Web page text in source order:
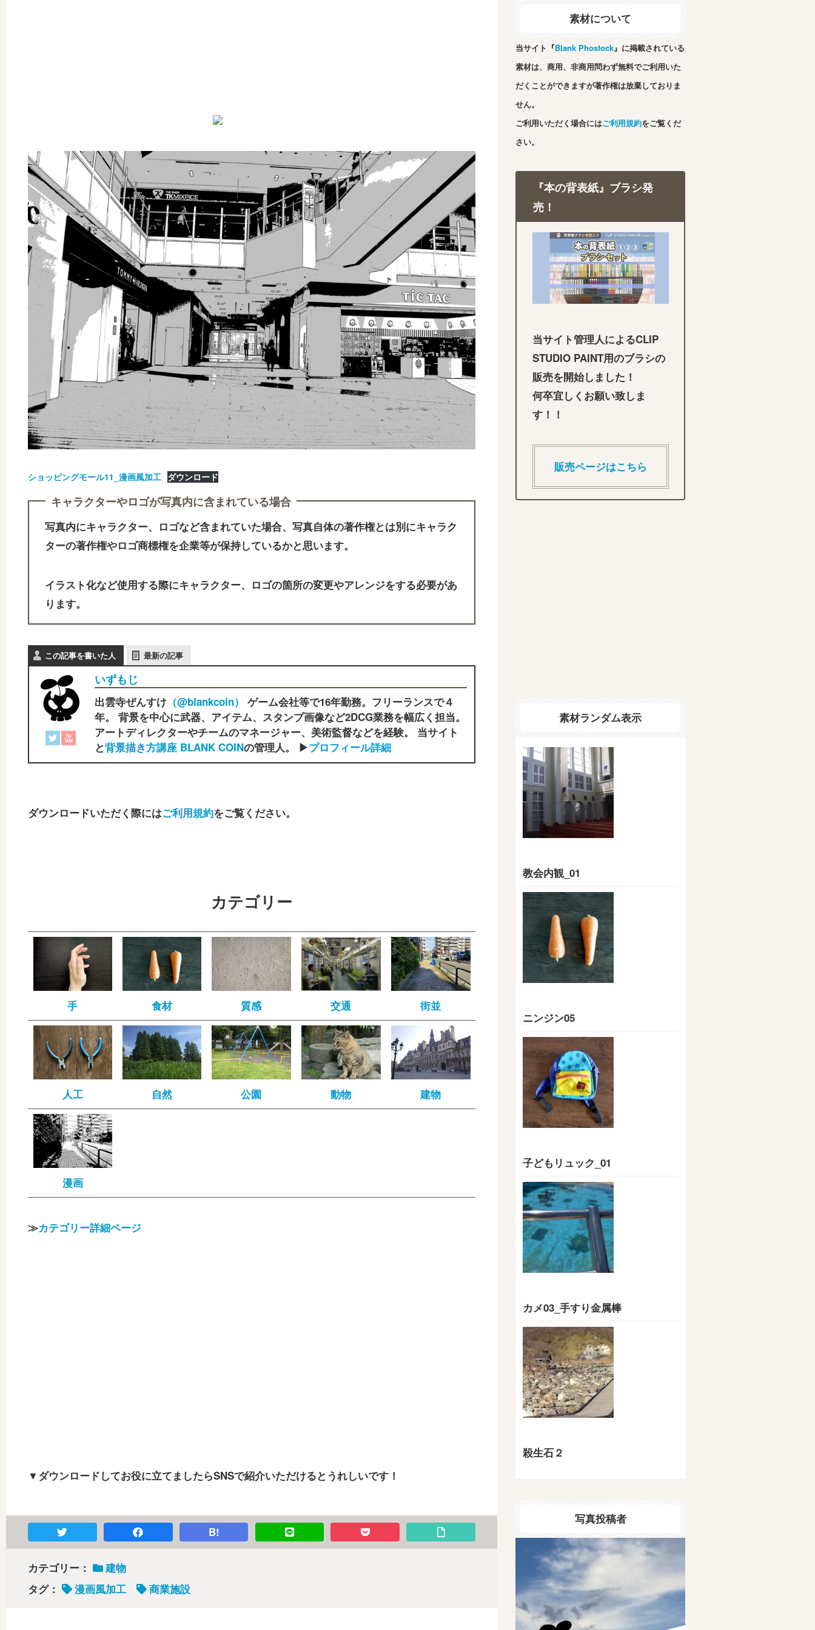
ショッピングモール11_漫画風加工 ダウンロード
キャラクターやロゴが写真内に含まれている場合
写真内にキャラクター、ロゴなど含まれていた場合、写真自体の著作権とは別にキャラク
ターの著作権やロゴ商標権を企業等が保持しているかと思います。
イラスト化など使用する際にキャラクター、ロゴの箇所の変更やアレンジをする必要があ
ります。
この記事を書いた人 最新の記事
いずもじ
出雲寺ぜんすけ （‎@blankcoin）
ゲーム会社等で16年勤務。フリーランスで４
年。 背景を中心に武器、アイテム、スタンプ画像など2DCG業務を幅広く担当。
アートディレクターやチームのマネージャー、美術監督などを経験。 当サイト
と背景描き方講座 BLANK COINの管理人。 ▶プロフィール詳細
ダウンロードいただく際にはご利用規約をご覧ください。
カテゴリー
手 食材 質感 交通 街並
人工 自然 公園 動物 建物
漫画
≫カテゴリー詳細ページ
▼ダウンロードしてお役に立てましたらSNSで紹介いただけるとうれしいです！
B!
カテゴリー：
建物
タグ：
漫画風加工 商業施設
素材について
当サイト『Blank Phostock』に掲載されている
素材は、商用、非商用問わず無料でご利用いた
だくことができますが著作権は放棄しておりま
せん。
ご利用いただく場合にはご利用規約をご覧くだ
さい。
『本の背表紙』ブラシ発
売！
当サイト管理人によるCLIP
STUDIO PAINT用のブラシの
販売を開始しました！
何卒宜しくお願い致しま
す！！
販売ページはこちら
素材ランダム表示
教会内観_01
ニンジン05
子どもリュック_01
カメ03_手すり金属棒
殺生石２
写真投稿者